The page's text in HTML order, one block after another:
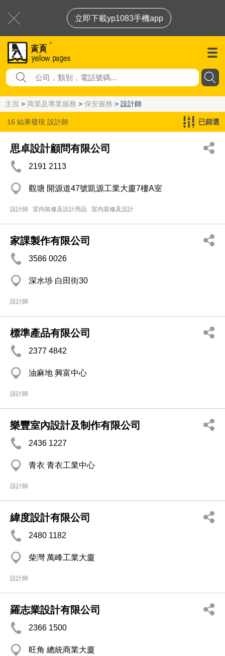
立即下載yp1083手機app
主頁 > 商業及專業服務 > 保安服務 > 設計師
16 結果發現 設計師 已篩選
思卓設計顧問有限公司
2191 2113
觀塘 開源道47號凱源工業大廈7樓A室
設計師 室內裝修及設計用品 室內裝修及設計
家課製作有限公司
3586 0026
深水埗 白田街30
設計師
標準產品有限公司
2377 4842
油麻地 興富中心
設計師
樂豐室內設計及制作有限公司
2436 1227
青衣 青衣工業中心
設計師
緯度設計有限公司
2480 1182
柴灣 萬峰工業大廈
設計師
羅志業設計有限公司
2366 1500
旺角 總統商業大廈